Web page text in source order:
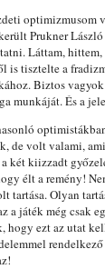
optimizmusom
Prukner
Láttam, hittem,
is tisztelte a
Biztos
munkáját. És a
de volt valami,
két kiizzadt
élt a remény!
tartása. Olyan
a játék még csak
hogy ezt az utat